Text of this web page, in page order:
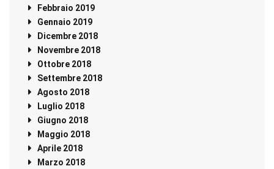
Febbraio 2019
Gennaio 2019
Dicembre 2018
Novembre 2018
Ottobre 2018
Settembre 2018
Agosto 2018
Luglio 2018
Giugno 2018
Maggio 2018
Aprile 2018
Marzo 2018